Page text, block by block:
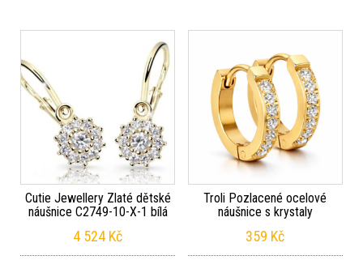
Cutie Jewellery Zlaté dětské
náušnice C2749-10-X-1 bílá
4 524 Kč
Troli Pozlacené ocelové
náušnice s krystaly
359 Kč